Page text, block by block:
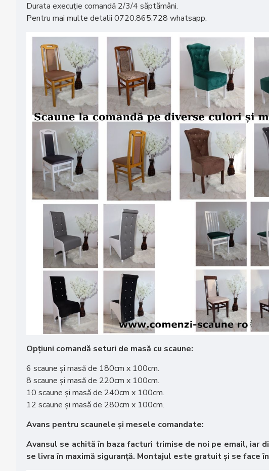
Durata execuție comandă 2/3/4 săptămâni.
Pentru mai multe detalii 0720.865.728 whatsapp.
Opțiuni comandă seturi de masă cu scaune:
6 scaune și masă de 180cm x 100cm.
8 scaune și masă de 220cm x 100cm.
10 scaune și masă de 240cm x 100cm.
12 scaune și masă de 280cm x 100cm.
Avans pentru scaunele și mesele comandate:
Avansul se achită în baza facturi trimise de noi pe email, iar
se livra în maximă siguranță. Montajul este gratuit și se face